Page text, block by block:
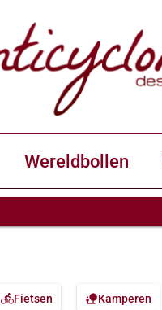
Wereldbollen
directions_bikeFietsen nature_peopleKamperen